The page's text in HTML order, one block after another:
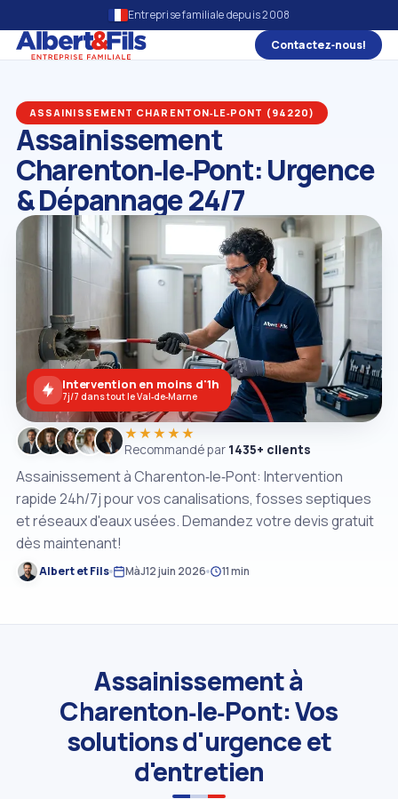
Entreprise familiale depuis 2008
Contactez‑nous!
ASSAINISSEMENT CHARENTON‑LE‑PONT (94220)
Assainissement
Charenton‑le‑Pont: Urgence
& Dépannage 24/7
Assainissement à Charenton‑le‑Pont: Intervention
rapide 24h/7j pour vos canalisations, fosses septiques
et réseaux d'eaux usées. Demandez votre devis gratuit
dès maintenant!
Albert et Fils MàJ12 juin 2026 11 min
★★★★★
Recommandé par 1435+ clients
Intervention en moins d'1h
7j/7 dans tout le Val‑de‑Marne
Assainissement à
Charenton‑le‑Pont: Vos
solutions d'urgence et
d'entretien